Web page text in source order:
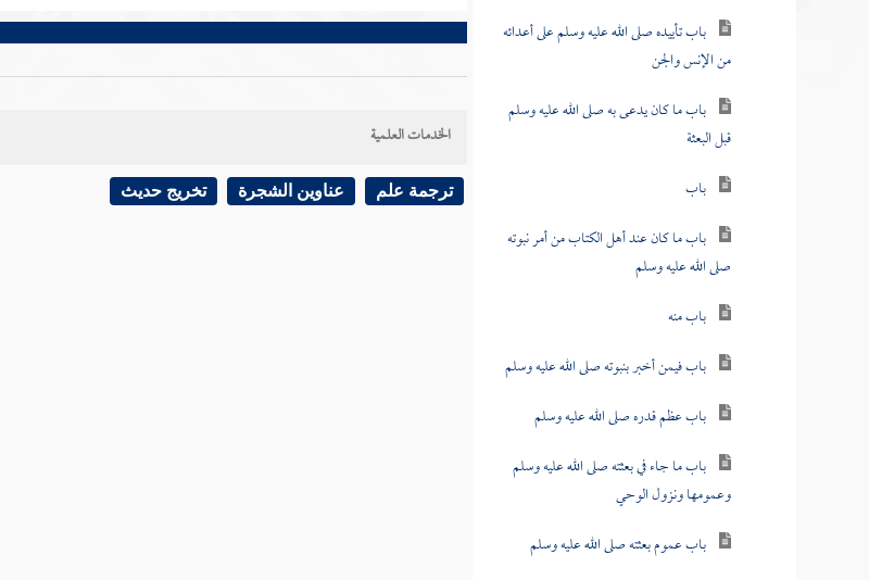
باب تأييده صلى الله عليه وسلم على أعدائه
من الإنس والجن
باب ما كان يدعى به صلى الله عليه وسلم
قبل البعثة
باب
باب ما كان عند أهل الكتاب من أمر نبوته
صلى الله عليه وسلم
باب منه
باب فيمن أخبر بنبوته صلى الله عليه وسلم
باب عظم قدره صلى الله عليه وسلم
باب ما جاء في بعثته صلى الله عليه وسلم
وعمومها ونزول الوحي
باب عموم بعثته صلى الله عليه وسلم
الخدمات العلمية
ترجمة علم عناوين الشجرة تخريج حديث